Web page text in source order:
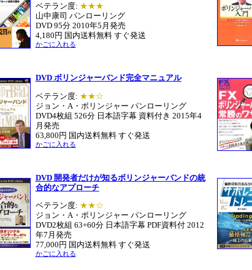
ベテラン度: ★★★
山中康司 パンローリング
DVD 95分 2010年5月発売
4,180円 国内送料無料 すぐ発送
かごに入れる
DVD ボリンジャーバンド完全マニュアル
ベテラン度: ★★☆
ジョン・A・ボリンジャー パンローリング
DVD4枚組 526分 日本語字幕 資料付き 2015年4
月発売
63,800円 国内送料無料 すぐ発送
かごに入れる
DVD 開発者だけが知るボリンジャーバンドの統
合的なアプローチ
ベテラン度: ★★☆
ジョン・A・ボリンジャー パンローリング
DVD2枚組 63+60分 日本語字幕 PDF資料付 2012
年7月発売
77,000円 国内送料無料 すぐ発送
かごに入れる